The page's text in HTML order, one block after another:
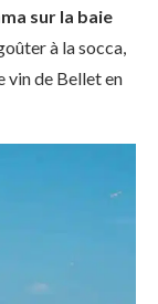
sur la baie
à la socca,
vin de Bellet en